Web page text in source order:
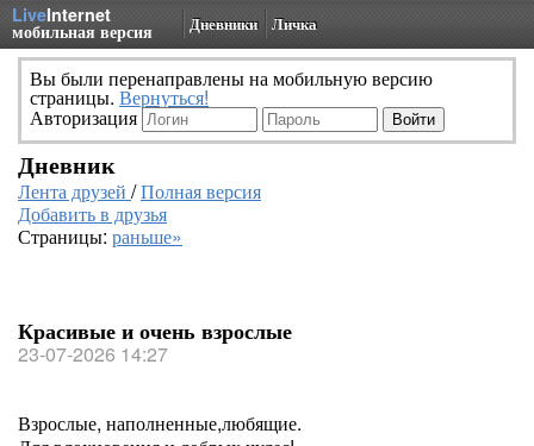
LiveInternet
мобильная версия Дневники Личка
Вы были перенаправлены на мобильную версию
страницы. Вернуться!
Авторизация
Дневник
Лента друзей /Полная версия
Добавить в друзья
Страницы: раньше»
Красивые и очень взрослые
23-07-2026 14:27
Взрослые, наполненные,любящие.